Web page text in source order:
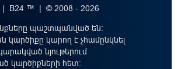
B24 ™ | © 2008 - 2026
պաշտպանված են:
կարծիքը կարող է չհամընկնել
նյութերում
կարծիքների հետ: